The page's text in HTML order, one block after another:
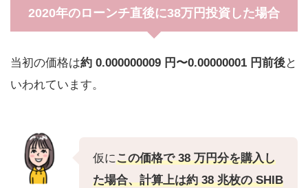
2020年のローンチ直後に38万円投資した場合
当初の価格は約 0.000000009 円〜0.00000001 円前後と
いわれています。
仮にこの価格で 38 万円分を購入し
た場合、計算上は約 38 兆枚の SHIB